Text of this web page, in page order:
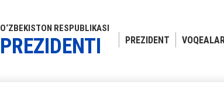
O‘ZBEKISTON RESPUBLIKASI
PREZIDENTI PREZIDENT